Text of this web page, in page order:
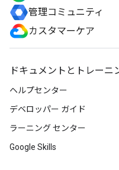
管理コミュニティ
カスタマーケア
ドキュメントとトレーニ
ヘルプセンター
デベロッパー ガイド
ラーニング センター
Google Skills